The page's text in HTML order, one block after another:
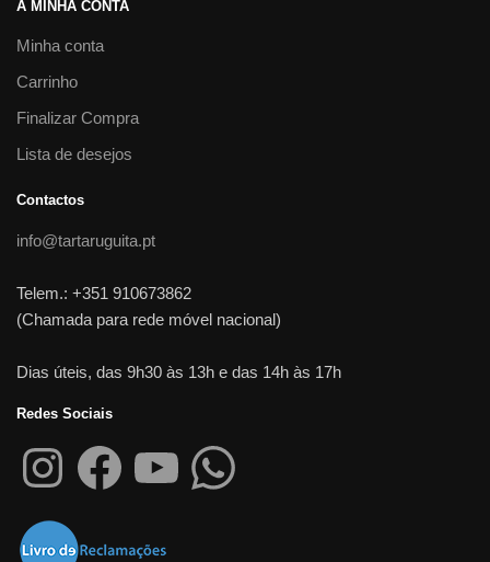
A MINHA CONTA
Minha conta
Carrinho
Finalizar Compra
Lista de desejos
Contactos
info@tartaruguita.pt
Telem.: +351 910673862
(Chamada para rede móvel nacional)
Dias úteis, das 9h30 às 13h e das 14h às 17h
Redes Sociais